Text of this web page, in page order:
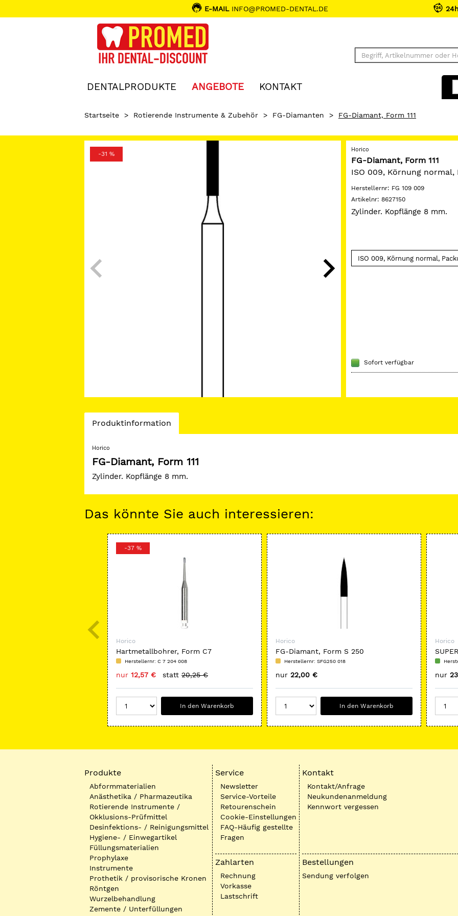
E-MAILINFO@PROMED-DENTAL.DE 24h
DENTALPRODUKTE ANGEBOTE KONTAKT
Startseite > Rotierende Instrumente & Zubehör > FG-Diamanten > FG-Diamant, Form 111
-31 %
Horico
FG-Diamant, Form 111
ISO 009, Körnung normal,
Herstellernr: FG 109 009
Artikelnr: 8627150
Zylinder. Kopflänge 8 mm.
Sofort verfügbar
Current
Produktinformation
Horico
FG-Diamant, Form 111
Zylinder. Kopflänge 8 mm.
Das könnte Sie auch interessieren:
-37 %
Horico
Hartmetallbohrer, Form C7
Herstellernr: C 7 204 008
nur 12,57 € statt 20,25 €
In den Warenkorb
Horico
FG-Diamant, Form S 250
Herstellernr: SFG250 018
nur 22,00 €
In den Warenkorb
Horico
Form
nur
Produkte
Abformmaterialien
Anästhetika / Pharmazeutika
Rotierende Instrumente /
Okklusions-Prüfmittel
Desinfektions- / Reinigungsmittel
Hygiene- / Einwegartikel
Füllungsmaterialien
Prophylaxe
Instrumente
Prothetik / provisorische Kronen
Röntgen
Wurzelbehandlung
Zemente / Unterfüllungen
Service
Newsletter
Service-Vorteile
Retourenschein
Cookie-Einstellungen
FAQ-Häufig gestellte
Fragen
Zahlarten
Rechnung
Vorkasse
Lastschrift
Kontakt
Kontakt/Anfrage
Neukundenanmeldung
Kennwort vergessen
Bestellungen
Sendung verfolgen